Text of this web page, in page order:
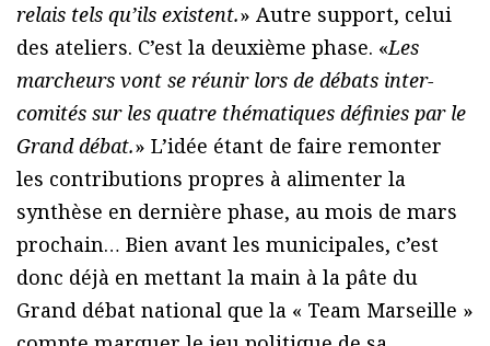
relais tels qu’ils existent.» Autre support, celui
des ateliers. C’est la deuxième phase. «Les
marcheurs vont se réunir lors de débats inter-
comités sur les quatre thématiques définies par le
Grand débat.» L’idée étant de faire remonter
les contributions propres à alimenter la
synthèse en dernière phase, au mois de mars
prochain… Bien avant les municipales, c’est
donc déjà en mettant la main à la pâte du
Grand débat national que la « Team Marseille »